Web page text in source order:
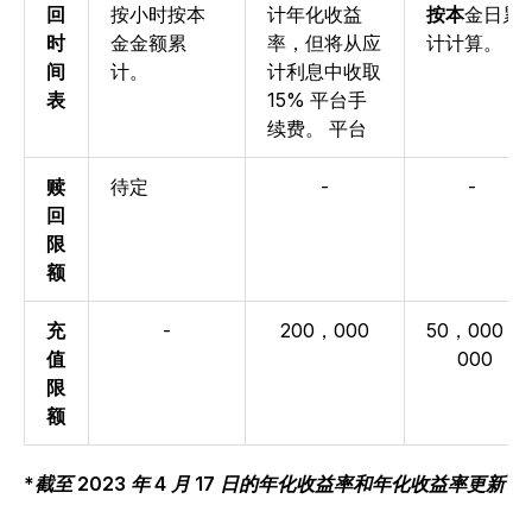
回
时
间
表
按小时按本
金金额累
计。
计年化收益
率 ，但将从应
计利息中收取
15% 平台手
续费。
平台
按本金日累
计计算。
赎
回
限
额
待定 - -
充
值
限
额
- 200，000
50，000，
000
*截至 2023 年 4 月 17 日的年化收益率和年化收益率更新